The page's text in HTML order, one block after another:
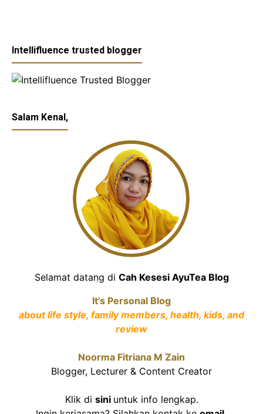
Intellifluence trusted blogger
Salam Kenal,
Selamat datang di Cah Kesesi AyuTea Blog
It's Personal Blog
about life style, family members, health, kids, and
review
Noorma Fitriana M Zain
Blogger, Lecturer & Content Creator
Klik di sini untuk info lengkap.